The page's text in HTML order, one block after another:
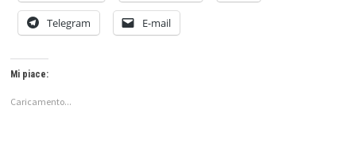
Telegram E-mail
Mi piace:
Caricamento...